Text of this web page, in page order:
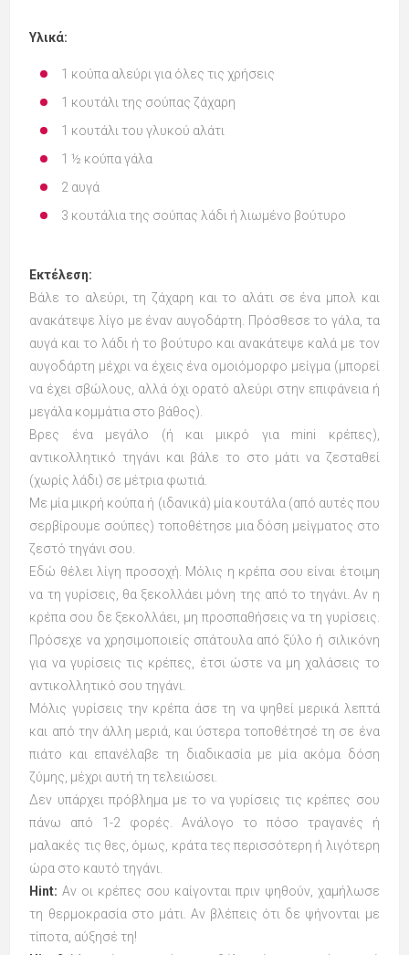
Υλικά:
1 κούπα αλεύρι για όλες τις χρήσεις
1 κουτάλι της σούπας ζάχαρη
1 κουτάλι του γλυκού αλάτι
1 ½ κούπα γάλα
2 αυγά
3 κουτάλια της σούπας λάδι ή λιωμένο βούτυρο
Εκτέλεση:
Βάλε το αλεύρι, τη ζάχαρη και το αλάτι σε ένα μπολ και
ανακάτεψε λίγο με έναν αυγοδάρτη. Πρόσθεσε το γάλα, τα
αυγά και το λάδι ή το βούτυρο και ανακάτεψε καλά με τον
αυγοδάρτη μέχρι να έχεις ένα ομοιόμορφο μείγμα (μπορεί
να έχει σβώλους, αλλά όχι ορατό αλεύρι στην επιφάνεια ή
μεγάλα κομμάτια στο βάθος).
Βρες ένα μεγάλο (ή και μικρό για mini κρέπες),
αντικολλητικό τηγάνι και βάλε το στο μάτι να ζεσταθεί
(χωρίς λάδι) σε μέτρια φωτιά.
Με μία μικρή κούπα ή (ιδανικά) μία κουτάλα (από αυτές που
σερβίρουμε σούπες) τοποθέτησε μια δόση μείγματος στο
ζεστό τηγάνι σου.
Εδώ θέλει λίγη προσοχή. Μόλις η κρέπα σου είναι έτοιμη
να τη γυρίσεις, θα ξεκολλάει μόνη της από το τηγάνι. Αν η
κρέπα σου δε ξεκολλάει, μη προσπαθήσεις να τη γυρίσεις.
Πρόσεχε να χρησιμοποιείς σπάτουλα από ξύλο ή σιλικόνη
για να γυρίσεις τις κρέπες, έτσι ώστε να μη χαλάσεις το
αντικολλητικό σου τηγάνι.
Μόλις γυρίσεις την κρέπα άσε τη να ψηθεί μερικά λεπτά
και από την άλλη μεριά, και ύστερα τοποθέτησέ τη σε ένα
πιάτο και επανέλαβε τη διαδικασία με μία ακόμα δόση
ζύμης, μέχρι αυτή τη τελειώσει.
Δεν υπάρχει πρόβλημα με το να γυρίσεις τις κρέπες σου
πάνω από 1-2 φορές. Ανάλογο το πόσο τραγανές ή
μαλακές τις θες, όμως, κράτα τες περισσότερη ή λιγότερη
ώρα στο καυτό τηγάνι.
Hint:Αν οι κρέπες σου καίγονται πριν ψηθούν, χαμήλωσε
τη θερμοκρασία στο μάτι. Αν βλέπεις ότι δε ψήνονται με
τίποτα, αύξησέ τη!